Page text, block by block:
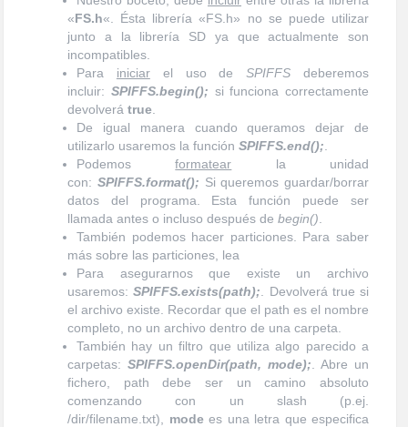
«FS.h«. Ésta librería «FS.h» no se puede utilizar
junto a la librería SD ya que actualmente son
incompatibles.
Para iniciarel uso deSPIFFS deberemos
incluir: SPIFFS.begin(); si funciona correctamente
devolverá true
De igual manera cuando queramos dejar de
utilizarlo usaremos la función SPIFFS.end();
Podemosformatear la unidad
con: SPIFFS.format(); Si queremos guardar/borrar
datos del programa. Esta función puede ser
llamada antes o incluso después de begin()
También podemos hacer particiones. Para saber
más sobre las particiones, lea
Para asegurarnos que existe un archivo
usaremos:SPIFFS.exists(path); . Devolverá true si
el archivo existe. Recordar que el path es el nombre
completo, no un archivo dentro de una carpeta.
También hay un filtro que utiliza algo parecido a
carpetas: SPIFFS.openDir(path, mode); . Abre un
fichero, path debe ser un camino absoluto
comenzando con un slash (p.ej.
/dir/filename.txt), modees una letra que especifica